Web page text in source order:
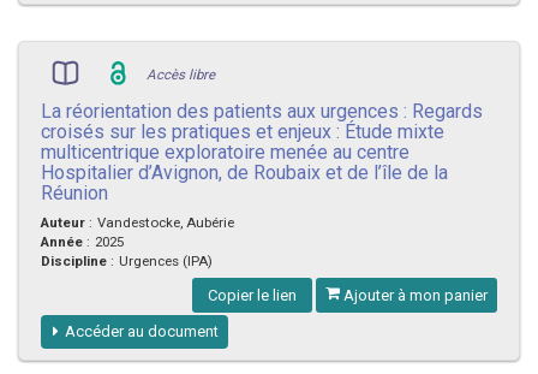
Accès libre
La réorientation des patients aux urgences : Regards
croisés sur les pratiques et enjeux : Étude mixte
multicentrique exploratoire menée au centre
Hospitalier d’Avignon, de Roubaix et de l’île de la
Réunion
Auteur : Vandestocke, Aubérie
Année : 2025
Discipline : Urgences (IPA)
Copier le lien Ajouter à mon panier
Accéder au document